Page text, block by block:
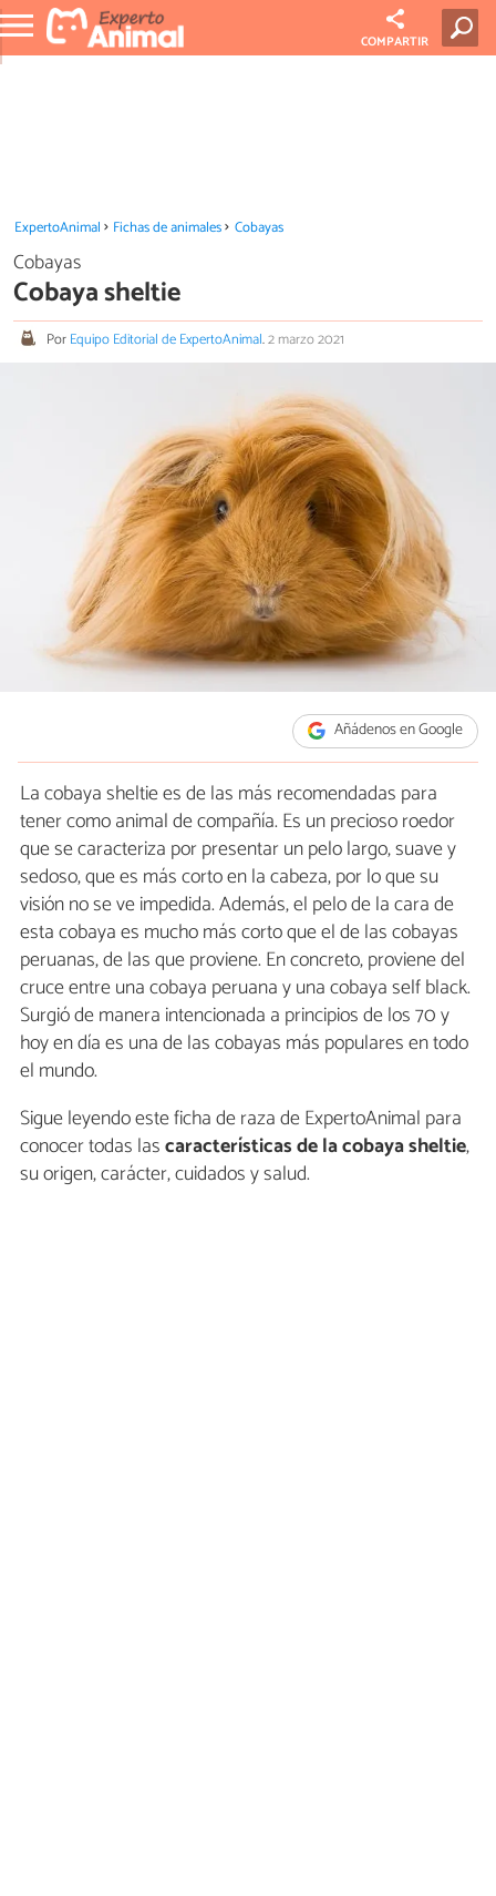
COMPARTIR
ExpertoAnimal Fichas de animales Cobayas
Cobayas
Cobaya sheltie
PorEquipo Editorial de ExpertoAnimal.2 marzo 2021
Añádenos en Google
La cobaya sheltie es de las más recomendadas para
tener como animal de compañía. Es un precioso roedor
que se caracteriza por presentar un pelo largo, suave y
sedoso, que es más corto en la cabeza, por lo que su
visión no se ve impedida. Además, el pelo de la cara de
esta cobaya es mucho más corto que el de las cobayas
peruanas, de las que proviene. En concreto, proviene del
cruce entre una cobaya peruana y una cobaya self black.
Surgió de manera intencionada a principios de los 70 y
hoy en día es una de las cobayas más populares en todo
el mundo.
Sigue leyendo este ficha de raza de ExpertoAnimal para
conocer todas lascaracterísticas de la cobaya sheltie,
su origen, carácter, cuidados y salud.